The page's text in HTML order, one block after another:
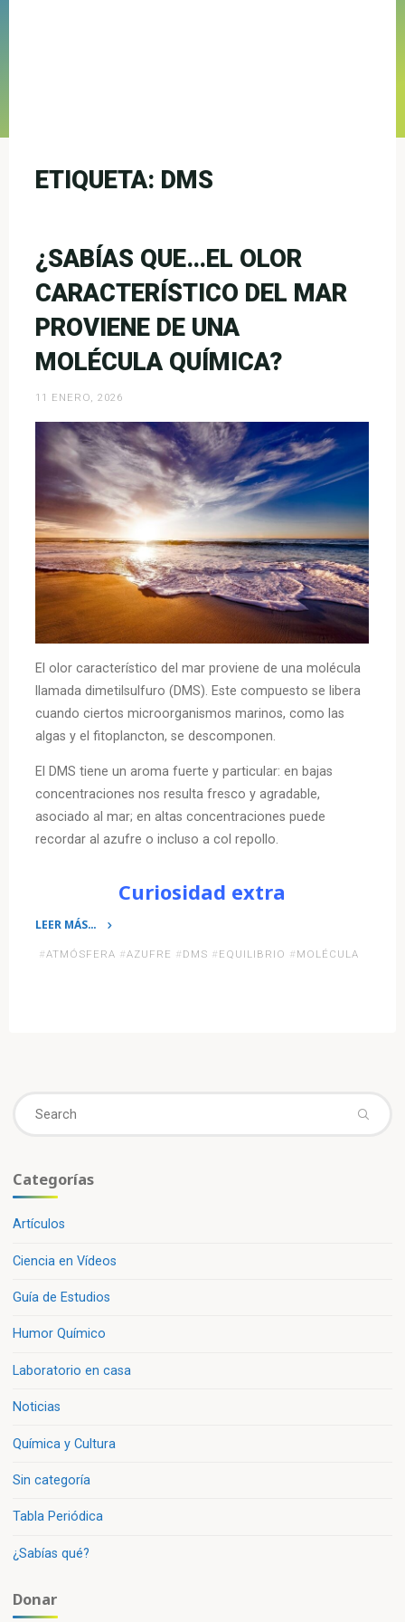
ETIQUETA: DMS
¿SABÍAS QUE…EL OLOR
CARACTERÍSTICO DEL MAR
PROVIENE DE UNA
MOLÉCULA QUÍMICA?
11 ENERO, 2026
El olor característico del mar proviene de una molécula
llamada dimetilsulfuro (DMS). Este compuesto se libera
cuando ciertos microorganismos marinos, como las
algas y el fitoplancton, se descomponen.
El DMS tiene un aroma fuerte y particular: en bajas
concentraciones nos resulta fresco y agradable,
asociado al mar; en altas concentraciones puede
recordar al azufre o incluso a col repollo.
Curiosidad extra
LEER MÁS…
«¿Sabías
de
química?»
#ATMÓSFERA #AZUFRE # DMS # EQUILIBRIO # MOLÉCULA
Categorías
Artículos
Ciencia en Vídeos
Guía de Estudios
Humor Químico
Laboratorio en casa
Noticias
Química y Cultura
Sin categoría
Tabla Periódica
¿Sabías qué?
Donar